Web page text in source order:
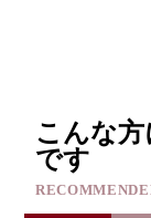
こんな
です